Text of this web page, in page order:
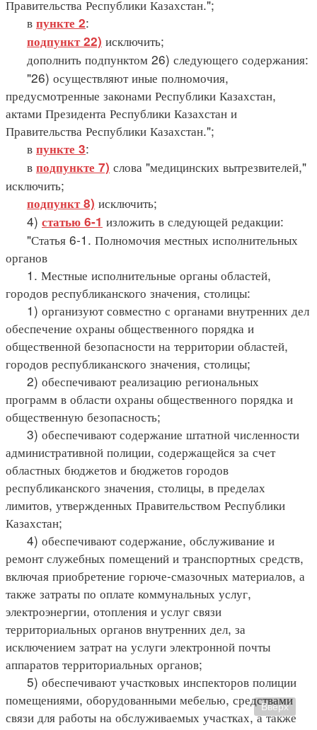
Правительства Республики Казахстан.";
в пункте 2:
подпункт 22) исключить;
дополнить подпунктом 26) следующего содержания:
"26) осуществляют иные полномочия,
предусмотренные законами Республики Казахстан,
актами Президента Республики Казахстан и
Правительства Республики Казахстан.";
в пункте 3:
в подпункте 7) слова "медицинских вытрезвителей,"
исключить;
подпункт 8) исключить;
4) статью 6-1 изложить в следующей редакции:
"Статья 6-1. Полномочия местных исполнительных
органов
1. Местные исполнительные органы областей,
городов республиканского значения, столицы:
1) организуют совместно с органами внутренних дел
обеспечение охраны общественного порядка и
общественной безопасности на территории областей,
городов республиканского значения, столицы;
2) обеспечивают реализацию региональных
программ в области охраны общественного порядка и
общественную безопасность;
3) обеспечивают содержание штатной численности
административной полиции, содержащейся за счет
областных бюджетов и бюджетов городов
республиканского значения, столицы, в пределах
лимитов, утвержденных Правительством Республики
Казахстан;
4) обеспечивают содержание, обслуживание и
ремонт служебных помещений и транспортных средств,
включая приобретение горюче-смазочных материалов, а
также затраты по оплате коммунальных услуг,
электроэнергии, отопления и услуг связи
территориальных органов внутренних дел, за
исключением затрат на услуги электронной почты
аппаратов территориальных органов;
5) обеспечивают участковых инспекторов полиции
помещениями, оборудованными мебелью, средствами
связи для работы на обслуживаемых участках, а также
Вверх